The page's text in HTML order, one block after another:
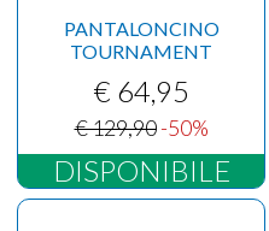
PANTALONCINO
TOURNAMENT
€ 64,95
€ 129,90 -50%
DISPONIBILE